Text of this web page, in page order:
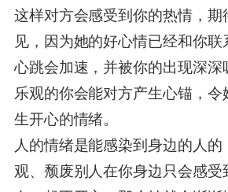
这样对方会感受到你的热情，期
见，因为她的好心情已经和你
心跳会加速，并被你的出现深深
乐观的你会能对方产生心锚，
生开心的情绪。
人的情绪是能感染到身边的人
观、颓废别人在你身边只会感